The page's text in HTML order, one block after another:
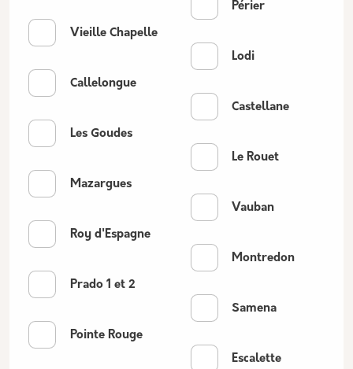
Vieille Chapelle
Callelongue
Les Goudes
Mazargues
Roy d'Espagne
Prado 1 et 2
Pointe Rouge
Périer
Lodi
Castellane
Le Rouet
Vauban
Montredon
Samena
Escalette